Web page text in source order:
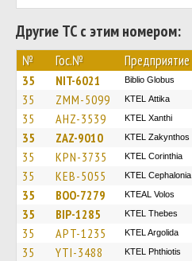
Другие ТС с этим номером:
№ Гос.№ Предприятие
35 NIT-6021 Biblio Globus
35 ZMM-5099 KΤΕL Αttika
35 AHZ-3539 KTEL Xanthi
35 ZAZ-9010 KTEL Zakynthos
35 KPN-3735 KTEL Corinthia
35 KEB-5055 KTEL Cephalonia
35 BOO-7279 KTEAL Volos
35 BIP-1285 KTEL Thebes
35 APT-1235 KTEL Argolida
35 YTI-3488 ΚΤΕL Phthiotis